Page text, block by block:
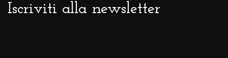
Iscriviti alla newsletter